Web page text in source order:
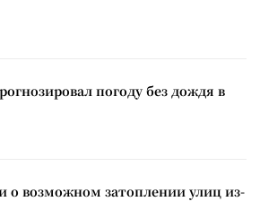
погоду без дождя в
о возможном затоплении улиц из-